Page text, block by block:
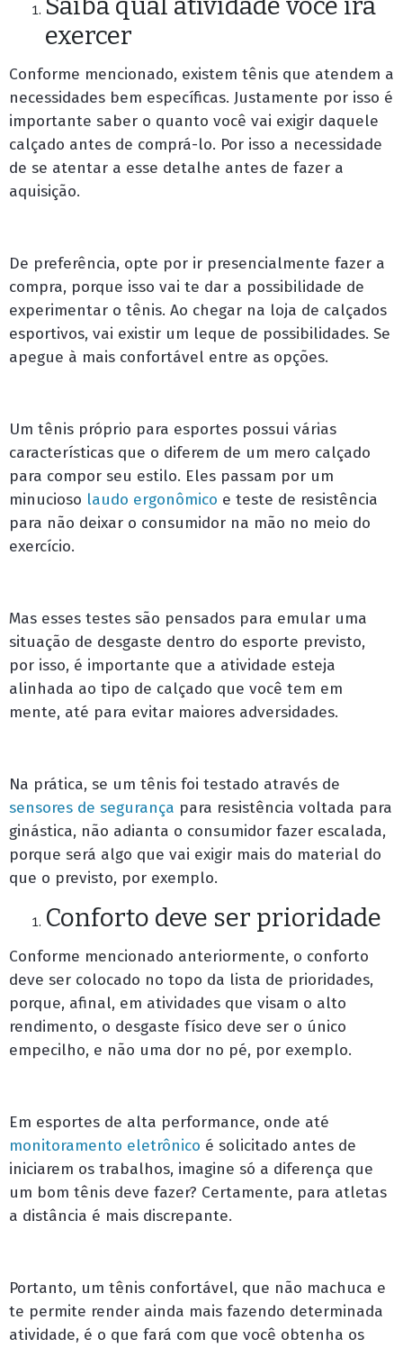
exercer
Conforme mencionado, existem tênis que atendem a
necessidades bem específicas. Justamente por isso é
importante saber o quanto você vai exigir daquele
calçado antes de comprá-lo. Por isso a necessidade
de se atentar a esse detalhe antes de fazer a
aquisição.
De preferência, opte por ir presencialmente fazer a
compra, porque isso vai te dar a possibilidade de
experimentar o tênis. Ao chegar na loja de calçados
esportivos, vai existir um leque de possibilidades. Se
apegue à mais confortável entre as opções.
Um tênis próprio para esportes possui várias
características que o diferem de um mero calçado
para compor seu estilo. Eles passam por um
minucioso laudo ergonômico e teste de resistência
para não deixar o consumidor na mão no meio do
exercício.
Mas esses testes são pensados para emular uma
situação de desgaste dentro do esporte previsto,
por isso, é importante que a atividade esteja
alinhada ao tipo de calçado que você tem em
mente, até para evitar maiores adversidades.
Na prática, se um tênis foi testado através de
sensores de segurança para resistência voltada para
ginástica, não adianta o consumidor fazer escalada,
porque será algo que vai exigir mais do material do
que o previsto, por exemplo.
Conforto deve ser prioridade
Conforme mencionado anteriormente, o conforto
deve ser colocado no topo da lista de prioridades,
porque, afinal, em atividades que visam o alto
rendimento, o desgaste físico deve ser o único
empecilho, e não uma dor no pé, por exemplo.
Em esportes de alta performance, onde até
monitoramento eletrônico é solicitado antes de
iniciarem os trabalhos, imagine só a diferença que
um bom tênis deve fazer? Certamente, para atletas
a distância é mais discrepante.
Portanto, um tênis confortável, que não machuca e
te permite render ainda mais fazendo determinada
atividade, é o que fará com que você obtenha os